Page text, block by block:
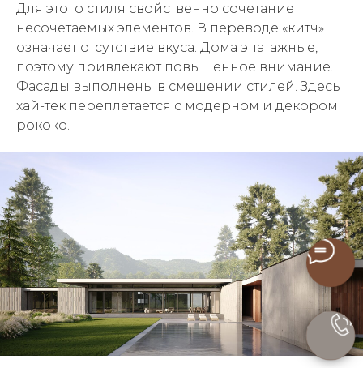
Для этого стиля свойственно сочетание
несочетаемых элементов. В переводе «китч»
означает отсутствие вкуса. Дома эпатажные,
поэтому привлекают повышенное внимание.
Фасады выполнены в смешении стилей. Здесь
хай-тек переплетается с модерном и декором
рококо.